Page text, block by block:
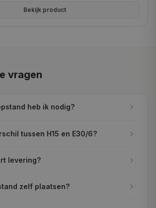
Bekijk product
vragen
heb ik nodig?
tussen H15 en E30/6?
levering?
zelf plaatsen?